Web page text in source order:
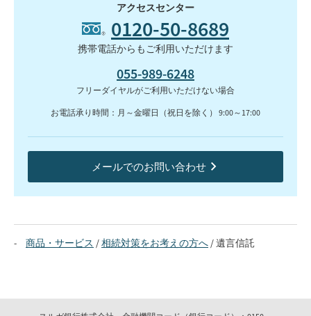
アクセスセンター
0120-50-8689
携帯電話からもご利用いただけます
055-989-6248
フリーダイヤルがご利用いただけない場合
お電話承り時間：月～金曜日（祝日を除く） 9:00～17:00
メールでのお問い合わせ
商品・サービス 相続対策をお考えの方へ 遺言信託